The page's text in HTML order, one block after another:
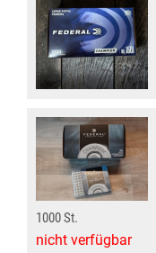
1000 St.
nicht verfügbar